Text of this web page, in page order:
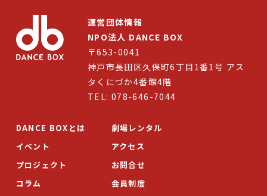
運営団体情報
NPO法人 DANCE BOX
〒653-0041
神戸市長田区久保町6丁目1番1号 アス
タくにづか4番館4階
TEL: 078-646-7044
DANCE BOXとは
イベント
プロジェクト
コラム
劇場レンタル
アクセス
お問合せ
会員制度